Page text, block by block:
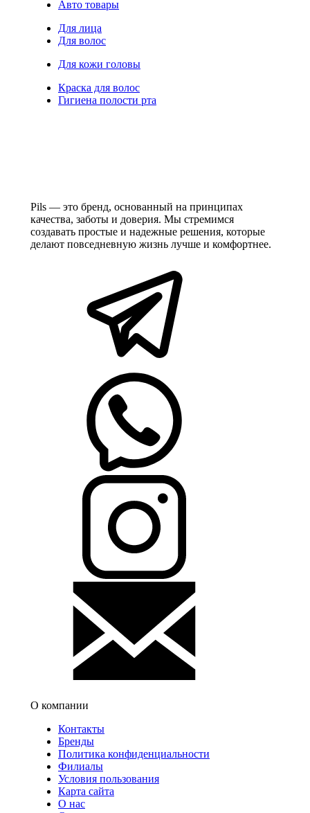
Авто товары
Для лица
Для волос
Для кожи головы
Краска для волос
Гигиена полости рта
Pils — это бренд, основанный на принципах
качества, заботы и доверия. Мы стремимся
создавать простые и надежные решения, которые
делают повседневную жизнь лучше и комфортнее.
О компании
Контакты
Бренды
Политика конфиденциальности
Филиалы
Условия пользования
Карта сайта
О нас